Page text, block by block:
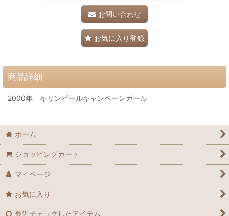
お問い合わせ
お気に入り登録
商品詳細
2000年 キリンビールキャンペーンガール
ホーム
ショッピングカート
マイページ
お気に入り
最近チェックしたアイテム